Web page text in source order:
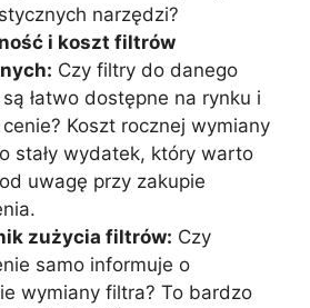
narzędzi?
i koszt filtrów
Czy filtry do danego
łatwo dostępne na rynku i
Koszt rocznej wymiany
stały wydatek, który warto
uwagę przy zakupie
zużycia filtrów: Czy
samo informuje o
wymiany filtra? To bardzo